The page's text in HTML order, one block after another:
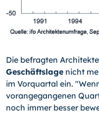
Die befragten
Geschäftslage nicht
im Vorquartal ein.
vorangegan­genen
noch immer besser